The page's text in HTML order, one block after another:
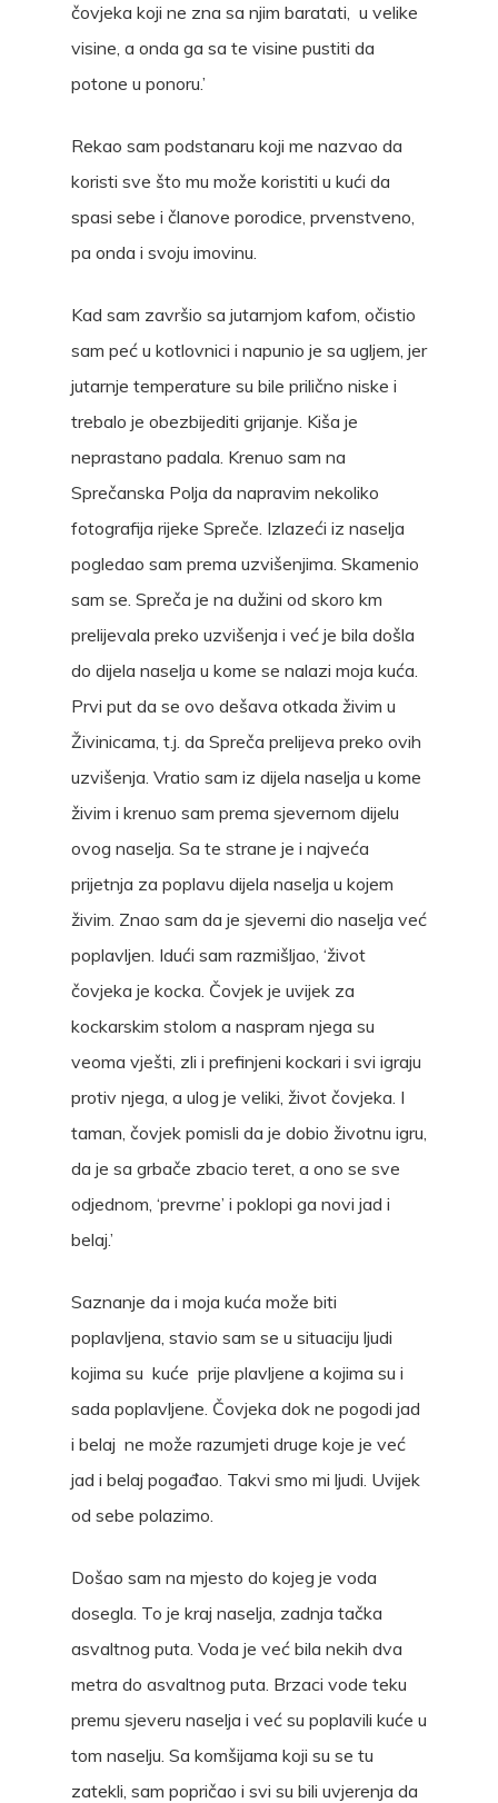
čovjeka koji ne zna sa njim baratati, u velike
visine, a onda ga sa te visine pustiti da
potone u ponoru.’
Rekao sam podstanaru koji me nazvao da
koristi sve što mu može koristiti u kući da
spasi sebe i članove porodice, prvenstveno,
pa onda i svoju imovinu.
Kad sam završio sa jutarnjom kafom, očistio
sam peć u kotlovnici i napunio je sa ugljem, jer
jutarnje temperature su bile prilično niske i
trebalo je obezbijediti grijanje. Kiša je
neprastano padala. Krenuo sam na
Sprečanska Polja da napravim nekoliko
fotografija rijeke Spreče. Izlazeći iz naselja
pogledao sam prema uzvišenjima. Skamenio
sam se. Spreča je na dužini od skoro km
prelijevala preko uzvišenja i već je bila došla
do dijela naselja u kome se nalazi moja kuća.
Prvi put da se ovo dešava otkada živim u
Živinicama, t.j. da Spreča prelijeva preko ovih
uzvišenja. Vratio sam iz dijela naselja u kome
živim i krenuo sam prema sjevernom dijelu
ovog naselja. Sa te strane je i najveća
prijetnja za poplavu dijela naselja u kojem
živim. Znao sam da je sjeverni dio naselja već
poplavljen. Idući sam razmišljao, ‘život
čovjeka je kocka. Čovjek je uvijek za
kockarskim stolom a naspram njega su
veoma vješti, zli i prefinjeni kockari i svi igraju
protiv njega, a ulog je veliki, život čovjeka. I
taman, čovjek pomisli da je dobio životnu igru,
da je sa grbače zbacio teret, a ono se sve
odjednom, ‘prevrne’ i poklopi ga novi jad i
belaj.’
Saznanje da i moja kuća može biti
poplavljena, stavio sam se u situaciju ljudi
kojima su kuće prije plavljene a kojima su i
sada poplavljene. Čovjeka dok ne pogodi jad
i belaj ne može razumjeti druge koje je već
jad i belaj pogađao. Takvi smo mi ljudi. Uvijek
od sebe polazimo.
Došao sam na mjesto do kojeg je voda
dosegla. To je kraj naselja, zadnja tačka
asvaltnog puta. Voda je već bila nekih dva
metra do asvaltnog puta. Brzaci vode teku
premu sjeveru naselja i već su poplavili kuće u
tom naselju. Sa komšijama koji su se tu
zatekli, sam popričao i svi su bili uvjerenja da